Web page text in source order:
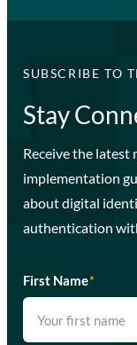
SUBSCRIBE TO
Stay
Receive the latest
implementation
about digital
authentication
First Name*